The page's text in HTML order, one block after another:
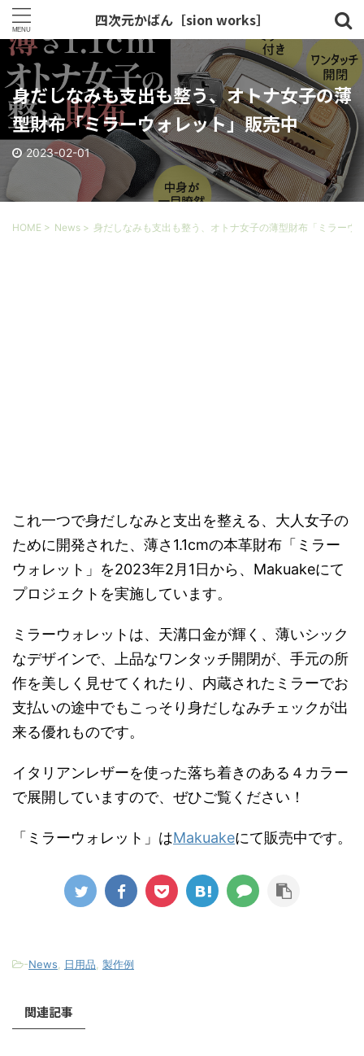
四次元かばん［sion works］
身だしなみも支出も整う、オトナ女子の薄
型財布「ミラーウォレット」販売中
2023-02-01
HOME > News > 身だしなみも支出も整う、オトナ女子の薄型財布「ミラーウ
これ一つで身だしなみと支出を整える、大人女子の
ために開発された、薄さ1.1cmの本革財布「ミラー
ウォレット」を2023年2月1日から、Makuakeにて
プロジェクトを実施しています。
ミラーウォレットは、天溝口金が輝く、薄いシック
なデザインで、上品なワンタッチ開閉が、手元の所
作を美しく見せてくれたり、内蔵されたミラーでお
支払いの途中でもこっそり身だしなみチェックが出
来る優れものです。
イタリアンレザーを使った落ち着きのある４カラー
で展開していますので、ぜひご覧ください！
「ミラーウォレット」はMakuakeにて販売中です。
-News 日用品 製作例
関連記事